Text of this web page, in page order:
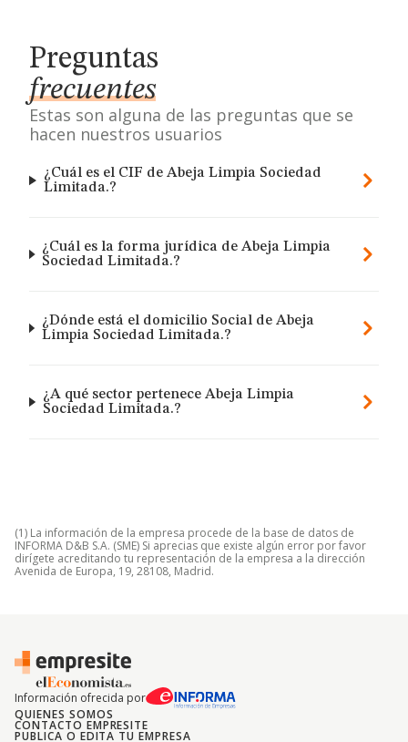
Preguntas
frecuentes
Estas son alguna de las preguntas que se
hacen nuestros usuarios
¿Cuál es el CIF de Abeja Limpia Sociedad
Limitada.?
¿Cuál es la forma jurídica de Abeja Limpia
Sociedad Limitada.?
¿Dónde está el domicilio Social de Abeja
Limpia Sociedad Limitada.?
¿A qué sector pertenece Abeja Limpia
Sociedad Limitada.?
(1) La información de la empresa procede de la base de datos de
INFORMA D&B S.A. (SME) Si aprecias que existe algún error por favor
dirígete acreditando tu representación de la empresa a la dirección
Avenida de Europa, 19, 28108, Madrid.
Información ofrecida por
QUIENES SOMOS
CONTACTO EMPRESITE
PUBLICA O EDITA TU EMPRESA